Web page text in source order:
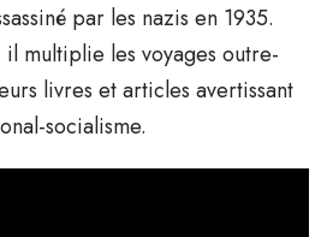
par les nazis en 1935.
multiplie les voyages outre-
livres et articles avertissant
socialisme.